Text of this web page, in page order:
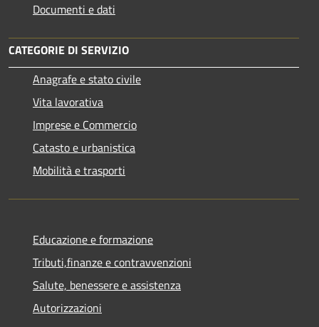
Documenti e dati
CATEGORIE DI SERVIZIO
Anagrafe e stato civile
Vita lavorativa
Imprese e Commercio
Catasto e urbanistica
Mobilità e trasporti
Educazione e formazione
Tributi,finanze e contravvenzioni
Salute, benessere e assistenza
Autorizzazioni